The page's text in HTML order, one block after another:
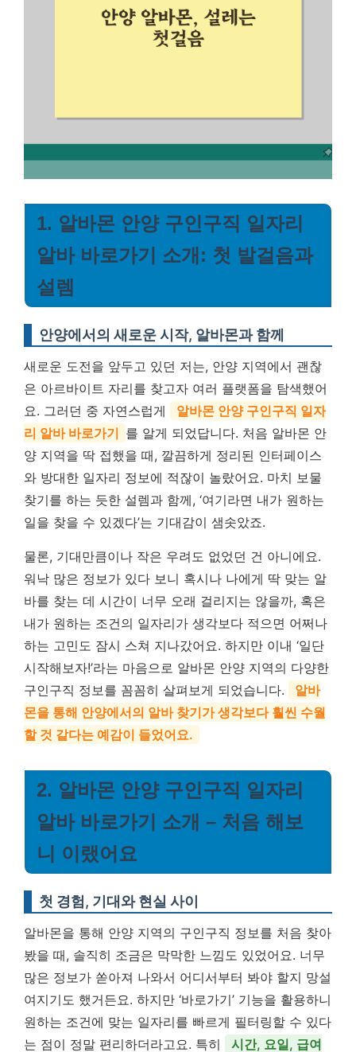
1. 알바몬 안양 구인구직 일자리
알바 바로가기 소개: 첫 발걸음과
설렘
안양에서의 새로운 시작, 알바몬과 함께
새로운 도전을 앞두고 있던 저는, 안양 지역에서 괜찮
은 아르바이트 자리를 찾고자 여러 플랫폼을 탐색했어
요. 그러던 중 자연스럽게
알바몬 안양 구인구직 일자
리 알바 바로가기 를 알게 되었답니다. 처음 알바몬 안
양 지역을 딱 접했을 때, 깔끔하게 정리된 인터페이스
와 방대한 일자리 정보에 적잖이 놀랐어요. 마치 보물
찾기를 하는 듯한 설렘과 함께, ‘여기라면 내가 원하는
일을 찾을 수 있겠다’는 기대감이 샘솟았죠.
물론, 기대만큼이나 작은 우려도 없었던 건 아니에요.
워낙 많은 정보가 있다 보니 혹시나 나에게 딱 맞는 알
바를 찾는 데 시간이 너무 오래 걸리지는 않을까, 혹은
내가 원하는 조건의 일자리가 생각보다 적으면 어쩌나
하는 고민도 잠시 스쳐 지나갔어요. 하지만 이내 ‘일단
시작해보자!’라는 마음으로 알바몬 안양 지역의 다양한
구인구직 정보를 꼼꼼히 살펴보게 되었습니다.
알바
몬을 통해 안양에서의 알바 찾기가 생각보다 훨씬 수월
할 것 같다는 예감이 들었어요.
2. 알바몬 안양 구인구직 일자리
알바 바로가기 소개 – 처음 해보
니 이랬어요
첫 경험, 기대와 현실 사이
알바몬을 통해 안양 지역의 구인구직 정보를 처음 찾아
봤을 때, 솔직히 조금은 막막한 느낌도 있었어요. 너무
많은 정보가 쏟아져 나와서 어디서부터 봐야 할지 망설
여지기도 했거든요. 하지만 ‘바로가기’ 기능을 활용하니
원하는 조건에 맞는 일자리를 빠르게 필터링할 수 있다
는 점이 정말 편리하더라고요. 특히
시간, 요일, 급여